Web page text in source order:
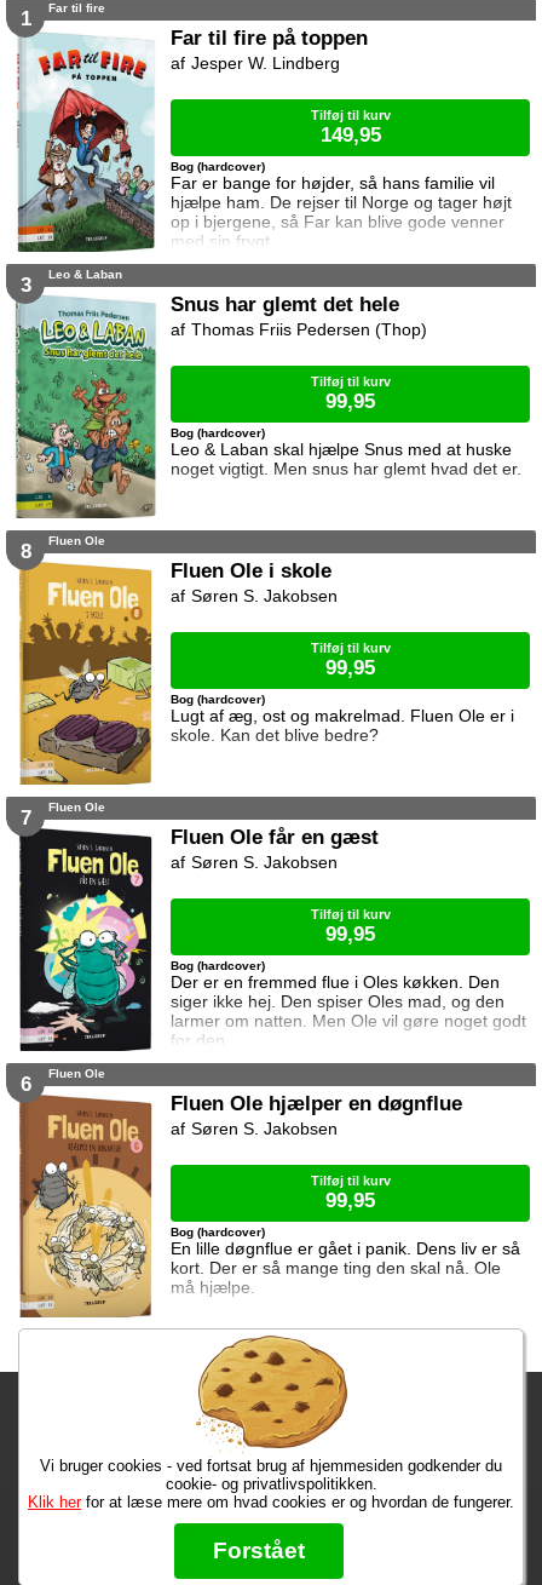
1 Far til fire
Far til fire på toppen
Far er bange for højder, så hans familie vil
hjælpe ham. De rejser til Norge og tager højt
op i bjergene, så Far kan blive gode venner
med sin frygt.
Bog (hardcover)
Jesper W. Lindberg
Tilføj til kurv
149,95
3 Leo & Laban
Snus har glemt det hele
Leo & Laban skal hjælpe Snus med at huske
noget vigtigt. Men snus har glemt hvad det er.
Bog (hardcover)
Thomas Friis Pedersen (Thop)
Tilføj til kurv
99,95
8 Fluen Ole
Fluen Ole i skole
Lugt af æg, ost og makrelmad. Fluen Ole er i
skole. Kan det blive bedre?
Bog (hardcover)
Søren S. Jakobsen
Tilføj til kurv
99,95
7 Fluen Ole
Fluen Ole får en gæst
Der er en fremmed flue i Oles køkken. Den
siger ikke hej. Den spiser Oles mad, og den
larmer om natten. Men Ole vil gøre noget godt
for den.
Bog (hardcover)
Søren S. Jakobsen
Tilføj til kurv
99,95
6 Fluen Ole
Fluen Ole hjælper en døgnflue
En lille døgnflue er gået i panik. Dens liv er så
kort. Der er så mange ting den skal nå. Ole
må hjælpe.
Bog (hardcover)
Søren S. Jakobsen
Tilføj til kurv
99,95
Fragtgebyret er DKK 59,95 • Fragtgebyret bortfalder ved køb over
DKK 299,00
Bestiller du inden kl. 13:00 har du dine varer på mandag!
Max 50 kr. Bøger til en 🐕
★★★★★
Læs hvad vores kunder siger om os på Trustpilot
Vi bruger cookies - ved fortsat brug af hjemmesiden godkender du
cookie- og privatlivspolitikken.
Klik herfor at læse mere om hvad cookies er og hvordan de fungerer.
Forstået